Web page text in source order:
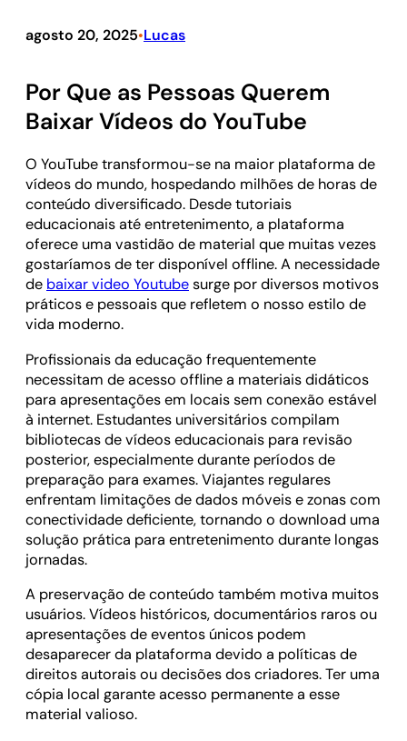
agosto 20, 2025•Lucas
Por Que as Pessoas Querem
Baixar Vídeos do YouTube
O YouTube transformou-se na maior plataforma de
vídeos do mundo, hospedando milhões de horas de
conteúdo diversificado. Desde tutoriais
educacionais até entretenimento, a plataforma
oferece uma vastidão de material que muitas vezes
gostaríamos de ter disponível offline. A necessidade
de baixar video Youtubesurge por diversos motivos
práticos e pessoais que refletem o nosso estilo de
vida moderno.
Profissionais da educação frequentemente
necessitam de acesso offline a materiais didáticos
para apresentações em locais sem conexão estável
à internet. Estudantes universitários compilam
bibliotecas de vídeos educacionais para revisão
posterior, especialmente durante períodos de
preparação para exames. Viajantes regulares
enfrentam limitações de dados móveis e zonas com
conectividade deficiente, tornando o download uma
solução prática para entretenimento durante longas
jornadas.
A preservação de conteúdo também motiva muitos
usuários. Vídeos históricos, documentários raros ou
apresentações de eventos únicos podem
desaparecer da plataforma devido a políticas de
direitos autorais ou decisões dos criadores. Ter uma
cópia local garante acesso permanente a esse
material valioso.